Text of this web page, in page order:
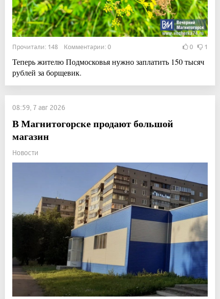
Прочитали: 148 Комментарии: 0 0 1
Теперь жителю Подмосковья нужно заплатить 150 тысяч
рублей за борщевик.
08:59, 7 авг 2026
В Магнитогорске продают большой
магазин
Новости